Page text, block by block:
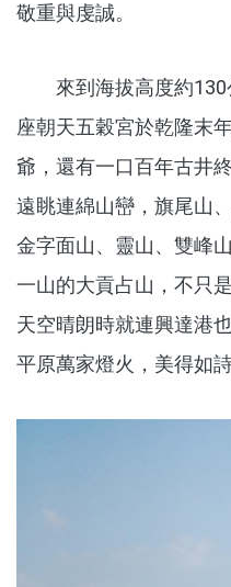
敬重與虔誠。
來到海拔高度約130
座朝天五穀宮於乾隆末
爺，還有一口百年古井
遠眺連綿山巒，旗尾山
金字面山、靈山、雙峰
一山的大貢占山，不只
天空晴朗時就連興達港
平原萬家燈火，美得如詩